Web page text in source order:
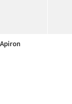
Apiron